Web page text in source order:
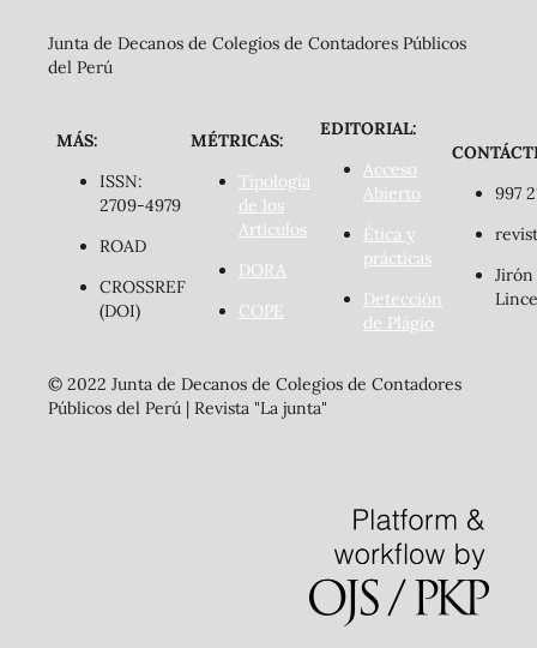
Junta de Decanos de Colegios de Contadores Públicos
del Perú
MÁS:
ISSN:
2709-4979
ROAD
CROSSREF
(DOI)
MÉTRICAS:
Tipología
de los
Artículos
DORA
COPE
EDITORIAL:
Acceso
Abierto
Ética y
prácticas
Detección
de Plágio
997
Jirón
© 2022 Junta de Decanos de Colegios de Contadores
Públicos del Perú | Revista "La junta"